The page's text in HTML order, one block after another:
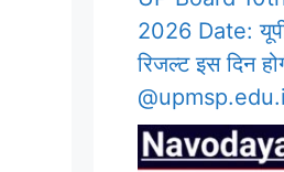
2026 Date: यूपी
रिजल्ट इस दिन